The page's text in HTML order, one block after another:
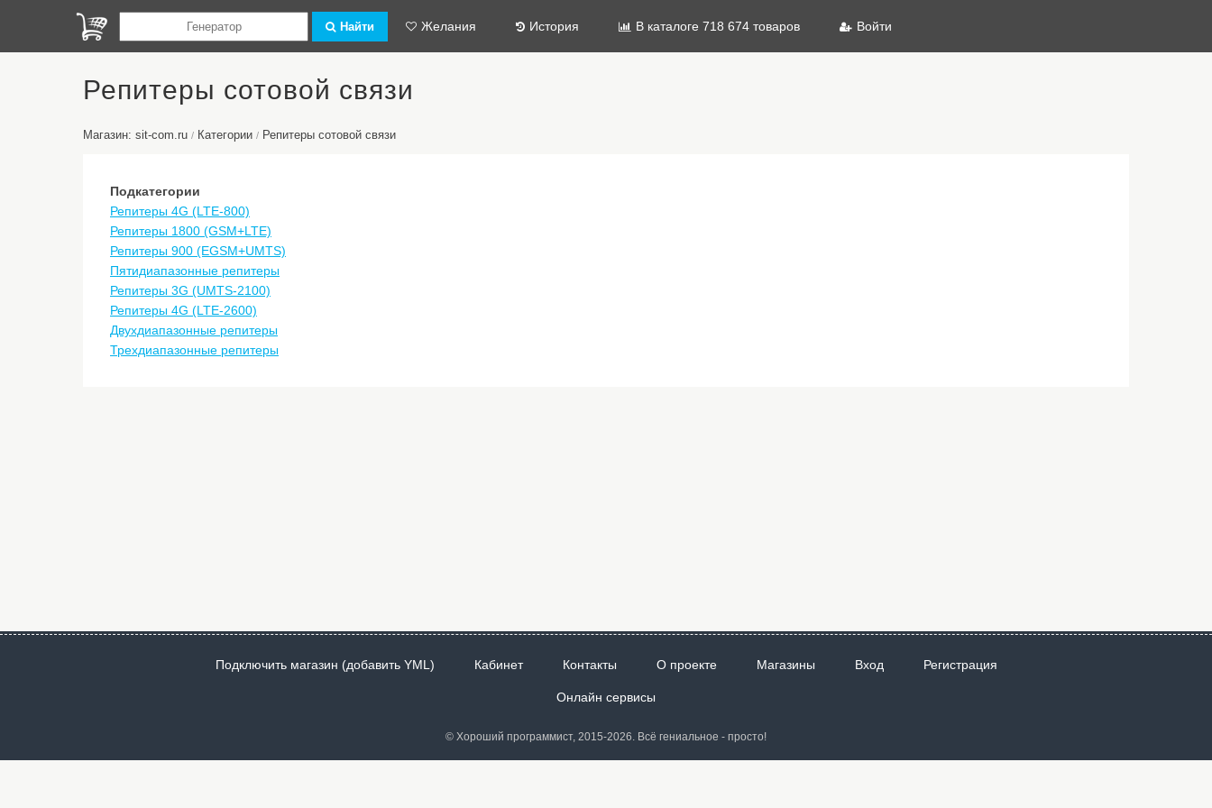
Найти Желания История В каталоге 718 674 товаров Войти
Репитеры сотовой связи
Магазин: sit-com.ru / Категории / Репитеры сотовой связи
Подкатегории
Репитеры 4G (LTE-800)
Репитеры 1800 (GSM+LTE)
Репитеры 900 (EGSM+UMTS)
Пятидиапазонные репитеры
Репитеры 3G (UMTS-2100)
Репитеры 4G (LTE-2600)
Двухдиапазонные репитеры
Трехдиапазонные репитеры
Подключить магазин (добавить YML) Кабинет Контакты О проекте Магазины Вход Регистрация
Онлайн сервисы
© Хороший программист, 2015-2026. Всё гениальное - просто!